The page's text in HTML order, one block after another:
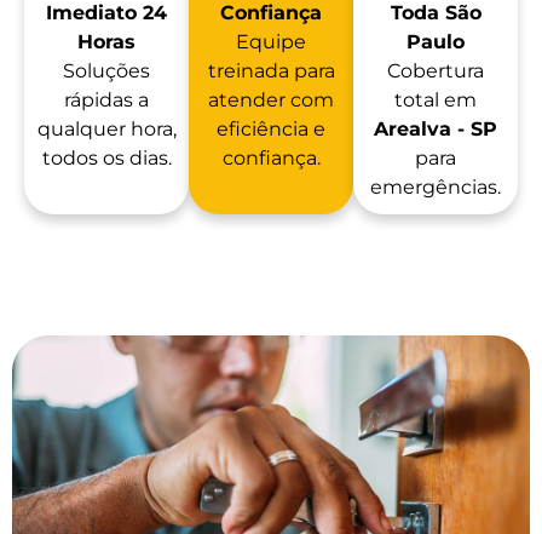
Imediato 24
Horas
Soluções
rápidas a
qualquer hora,
todos os dias.
Confiança
Equipe
treinada para
atender com
eficiência e
confiança.
Toda São
Paulo
Cobertura
total em
Arealva - SP
para
emergências.